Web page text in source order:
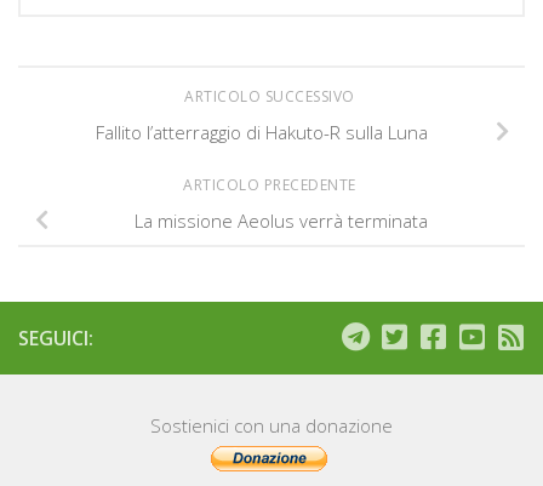
ARTICOLO SUCCESSIVO
Fallito l’atterraggio di Hakuto-R sulla Luna
ARTICOLO PRECEDENTE
La missione Aeolus verrà terminata
SEGUICI:
Sostienici con una donazione